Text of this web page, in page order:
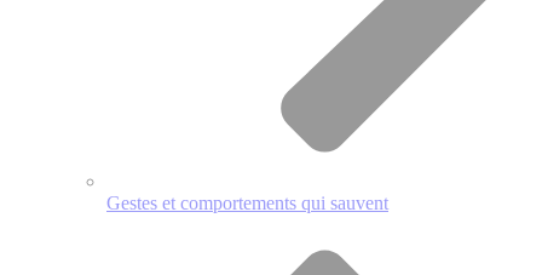
Gestes et comportements qui sauvent